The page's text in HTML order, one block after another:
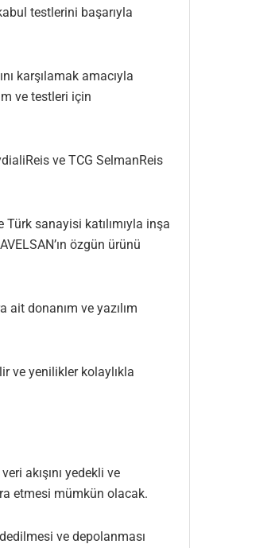
testlerini başarıyla
karşılamak amacıyla
ve testleri için
ve TCG SelmanReis
sanayisi katılımıyla inşa
özgün ürünü
donanım ve yazılım
ve yenilikler kolaylıkla
akışını yedekli ve
etmesi mümkün olacak.
ve depolanması